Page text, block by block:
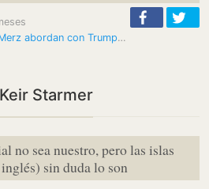
Macron, Starmer y Merz abordan con Trump los esfuerzos para un acuerdo…
Starmer
no sea nuestro, pero las islas
sin duda lo son